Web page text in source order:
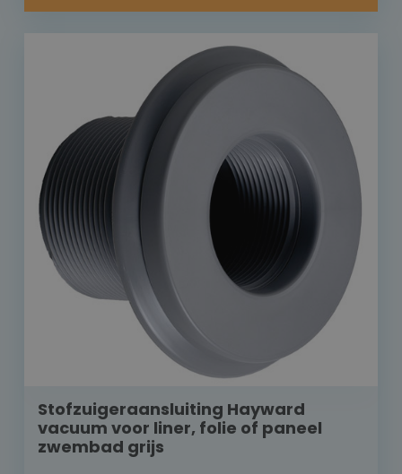
Stofzuigeraansluiting Hayward
vacuum voor liner, folie of paneel
zwembad grijs